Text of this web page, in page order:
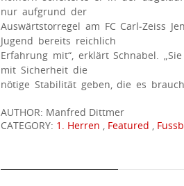
nur aufgrund der
Auswärtstorregel am FC Carl‐Zeiss
Jugend bereits reichlich
Erfahrung mit“, erklärt Schnabel.
mit Sicherheit die
nötige Stabilität geben, die es
AUTHOR: Manfred Dittmer
CATEGORY: 1. Herren , Featured ,